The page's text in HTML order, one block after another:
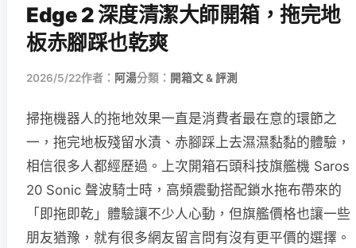
Edge 2 深度清潔大師開箱，拖完地
板赤腳踩也乾爽
2026/5/22作者： 阿湯分類： 開箱文 & 評測
掃拖機器人的拖地效果一直是消費者最在意的環節之
一，拖完地板殘留水漬、赤腳踩上去濕濕黏黏的體驗，
相信很多人都經歷過。上次開箱石頭科技旗艦機 Saros
20 Sonic 聲波騎士時，高頻震動搭配鎖水拖布帶來的
「即拖即乾」體驗讓不少人心動，但旗艦價格也讓一些
朋友猶豫，就有很多網友留言問有沒有更平價的選擇。